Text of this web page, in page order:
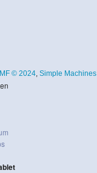
© 2024, Simple Machines